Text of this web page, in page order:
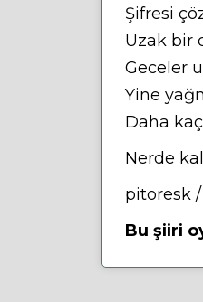
Şifresi
Uzak bir
Geceler
Yine
Daha
Nerde
pitoresk /
Bu şiiri